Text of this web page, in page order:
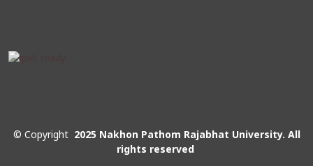
© Copyright 2025 Nakhon Pathom Rajabhat University. All
rights reserved